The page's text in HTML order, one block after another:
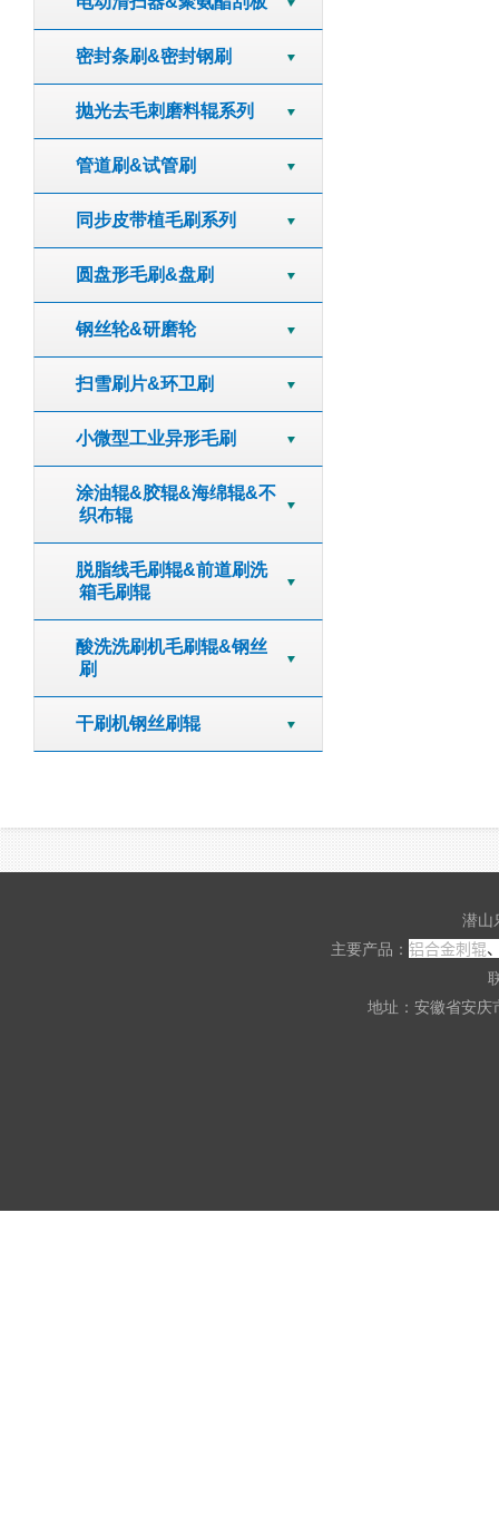
密封条刷&密封钢刷
抛光去毛刺磨料辊系列
管道刷&试管刷
同步皮带植毛刷系列
圆盘形毛刷&盘刷
钢丝轮&研磨轮
扫雪刷片&环卫刷
小微型工业异形毛刷
涂油辊&胶辊&海绵辊&不
织布辊
脱脂线毛刷辊&前道刷洗
箱毛刷辊
酸洗洗刷机毛刷辊&钢丝
刷
干刷机钢丝刷辊
潜
主要产品： 铝合金刺辊
地址：安徽省安